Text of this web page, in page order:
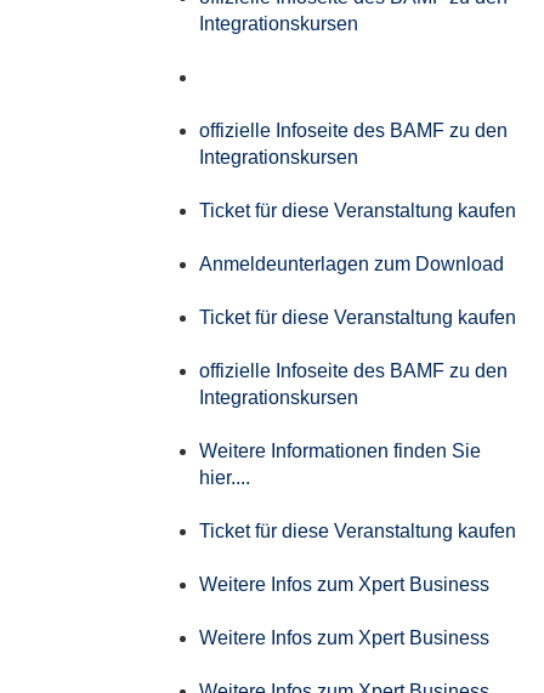
Integrationskursen
offizielle Infoseite des BAMF zu den
Integrationskursen
Ticket für diese Veranstaltung kaufen
Anmeldeunterlagen zum Download
Ticket für diese Veranstaltung kaufen
offizielle Infoseite des BAMF zu den
Integrationskursen
Weitere Informationen finden Sie
hier....
Ticket für diese Veranstaltung kaufen
Weitere Infos zum Xpert Business
Weitere Infos zum Xpert Business